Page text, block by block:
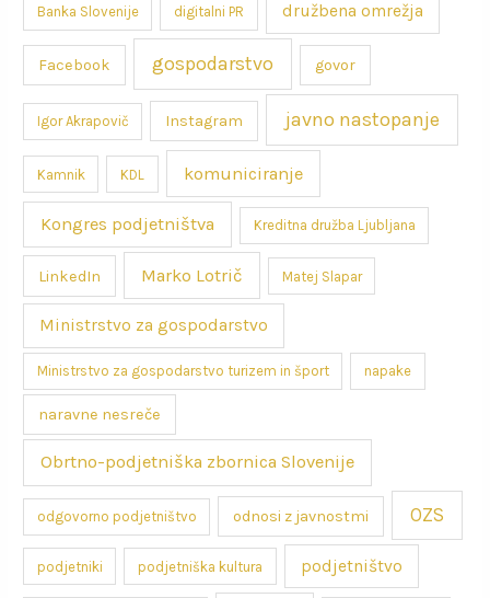
Banka Slovenije digitalni PR družbena omrežja
Facebook gospodarstvo govor
Igor Akrapovič Instagram javno nastopanje
Kamnik KDL komuniciranje
Kongres podjetništva Kreditna družba Ljubljana
LinkedIn Marko Lotrič Matej Slapar
Ministrstvo za gospodarstvo
Ministrstvo za gospodarstvo turizem in šport napake
naravne nesreče
Obrtno-podjetniška zbornica Slovenije
odgovorno podjetništvo odnosi z javnostmi OZS
podjetniki podjetniška kultura podjetništvo